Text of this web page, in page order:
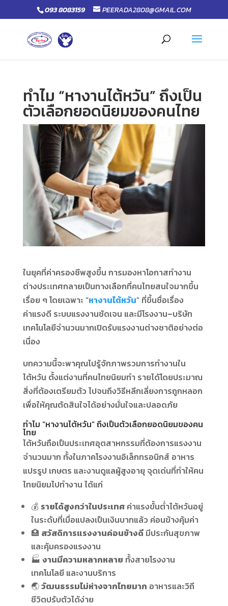
093 8083159 PEERADA2808@GMAIL.COM
ทำไม “หางานไต้หวัน” ถึงเป็น
ตัวเลือกยอดนิยมของคนไทย
ในยุคที่ค่าครองชีพสูงขึ้น การมองหาโอกาสทำงาน
ต่างประเทศกลายเป็นทางเลือกที่คนไทยสนใจมากขึ้น
เรื่อย ๆ โดยเฉพาะ “หางานไต้หวัน” ที่ขึ้นชื่อเรื่อง
ค่าแรงดี ระบบแรงงานชัดเจน และมีโรงงาน–บริษัท
เทคโนโลยีจำนวนมากเปิดรับแรงงานต่างชาติอย่างต่อ
เนื่อง
บทความนี้จะพาคุณไปรู้จักภาพรวมการทำงานใน
ไต้หวัน ตั้งแต่งานที่คนไทยนิยมทำ รายได้โดยประมาณ
สิ่งที่ต้องเตรียมตัว ไปจนถึงวิธีหลีกเลี่ยงการถูกหลอก
เพื่อให้คุณตัดสินใจได้อย่างมั่นใจและปลอดภัย
ทำไม “หางานไต้หวัน” ถึงเป็นตัวเลือกยอดนิยมของคน
ไทย
ไต้หวันถือเป็นประเทศอุตสาหกรรมที่ต้องการแรงงาน
จำนวนมาก ทั้งในภาคโรงงานอิเล็กทรอนิกส์ อาหาร
แปรรูป เกษตร และงานดูแลผู้สูงอายุ จุดเด่นที่ทำให้คน
ไทยนิยมไปทำงาน ได้แก่
💰 รายได้สูงกว่าในประเทศค่าแรงขั้นต่ำไต้หวันอยู่
ในระดับที่เมื่อแปลงเป็นเงินบาทแล้ว ค่อนข้างคุ้มค่า
🏥 สวัสดิการแรงงานค่อนข้างดีมีประกันสุขภาพ
และคุ้มครองแรงงาน
🏭 งานมีความหลากหลาย ทั้งสายโรงงาน
เทคโนโลยี และงานบริการ
🌏วัฒนธรรมไม่ห่างจากไทยมาก อาหารและวิถี
ชีวิตปรับตัวได้ง่าย